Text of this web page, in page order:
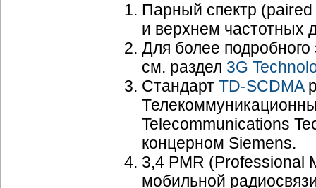
Парный спектр
и верхнем частотных
Для более
см. раздел 3G
Стандарт TD-SCDMA
Telecommunications
концерном Siemens.
3,4 PMR (Professional
мобильной